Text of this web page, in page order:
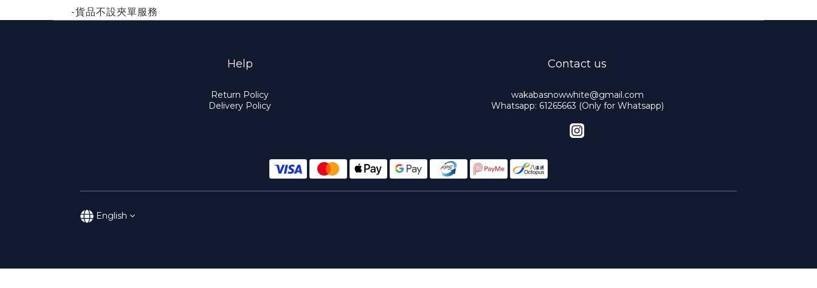
-貨品不設夾單服務
Help
Return Policy
Delivery Policy
Contact us
wakabasnowwhite@gmail.com
Whatsapp: 61265663 (Only for Whatsapp)
English